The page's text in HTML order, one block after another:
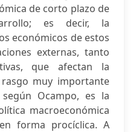
de corto plazo de
es decir, la
económicos de estos
externas, tanto
que afectan la
muy importante
Ocampo, es la
macroeconómica
forma procíclica. A